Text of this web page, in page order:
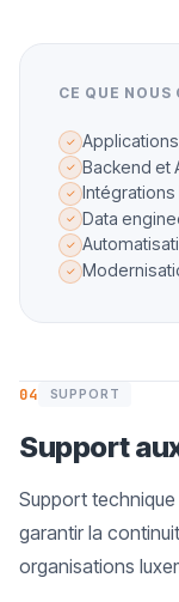
CE QUE NOUS
✓
✓ Backend et
✓ Intégrations
✓ Data
✓
✓
04 SUPPORT
Support
Support
garantir la
organisations